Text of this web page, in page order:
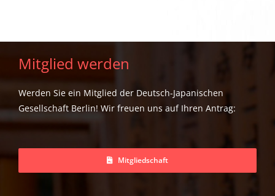
Mitglied werden
Werden Sie ein Mitglied der Deutsch-Japanischen
Gesellschaft Berlin! Wir freuen uns auf Ihren Antrag:
Mitgliedschaft